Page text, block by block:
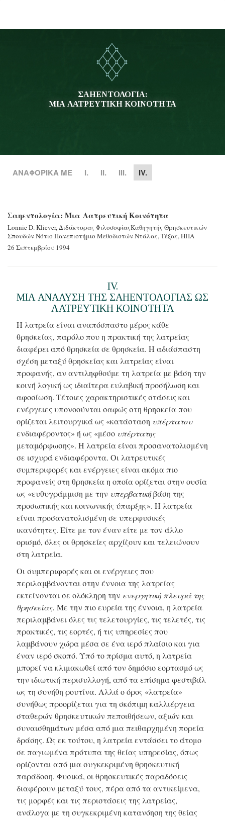
ΣΑΗΕΝΤΟΛΟΓΙΑ:
ΜΙΑ ΛΑΤΡΕΥΤΙΚΗ ΚΟΙΝΟΤΗΤΑ
ΑΝΑΦΟΡΙΚΑ ΜΕ Ι. II. III. IV.
Σαηεντολογία: Μια Λατρευτική Κοινότητα
Lonnie D. Kliever, Διδάκτορας ΦιλοσοφίαςΚαθηγητής Θρησκευτικών
ΣπουδώνΝότιο Πανεπιστήμιο ΜεθοδιστώνΝτάλας, Τέξας, ΗΠΑ
26 Σεπτεμβρίου 1994
IV.
ΜΙΑ ΑΝΑΛΥΣΗ ΤΗΣ ΣΑΗΕΝΤΟΛΟΓΙΑΣ ΩΣ
ΛΑΤΡΕΥΤΙΚΗ ΚΟΙΝΟΤΗΤΑ
Η λατρεία είναι αναπόσπαστο μέρος κάθε
θρησκείας, παρόλο που η πρακτική της λατρείας
διαφέρει από θρησκεία σε θρησκεία. Η αδιάσπαστη
σχέση μεταξύ θρησκείας και λατρείας είναι
προφανής, αν αντιληφθούμε τη λατρεία με βάση την
κοινή λογική ως ιδιαίτερα ευλαβική προσήλωση και
αφοσίωση. Τέτοιες χαρακτηριστικές στάσεις και
ενέργειες υπονοούνται σαφώς στη θρησκεία που
ορίζεται λειτουργικά ως «κατάσταση υπέρτατου
ενδιαφέροντος» ή ως «μέσο υπέρτατης
μεταμόρφωσης». Η λατρεία είναι προσανατολισμένη
σε ισχυρά ενδιαφέροντα. Οι λατρευτικές
συμπεριφορές και ενέργειες είναι ακόμα πιο
προφανείς στη θρησκεία η οποία ορίζεται στην ουσία
ως «ευθυγράμμιση με την υπερβατικήβάση της
προσωπικής και κοινωνικής ύπαρξης». Η λατρεία
είναι προσανατολισμένη σε υπερφυσικές
ικανότητες. Είτε με τον έναν είτε με τον άλλο
ορισμό, όλες οι θρησκείες αρχίζουν και τελειώνουν
στη λατρεία.
Οι συμπεριφορές και οι ενέργειες που
περιλαμβάνονται στην έννοια της λατρείας
εκτείνονται σε ολόκληρη την ενεργητική πλευρά της
θρησκείας. Με την πιο ευρεία της έννοια, η λατρεία
περιλαμβάνει όλες τις τελετουργίες, τις τελετές, τις
πρακτικές, τις εορτές, ή τις υπηρεσίες που
λαμβάνουν χώρα μέσα σε ένα ιερό πλαίσιο και για
έναν ιερό σκοπό. Υπό το πρίσμα αυτό, η λατρεία
μπορεί να κλιμακωθεί από τον δημόσιο εορτασμό ως
την ιδιωτική περισυλλογή, από τα επίσημα φεστιβάλ
ως τη συνήθη ρουτίνα. Αλλά ο όρος «λατρεία»
συνήθως προορίζεται για τη σκόπιμη καλλιέργεια
σταθερών θρησκευτικών πεποιθήσεων, αξιών και
συναισθημάτων μέσα από μια πειθαρχημένη πορεία
δράσης. Ως εκ τούτου, η λατρεία εντάσσει το άτομο
σε παγιωμένα πρότυπα της θείας υπηρεσίας, όπως
ορίζονται από μια συγκεκριμένη θρησκευτική
παράδοση. Φυσικά, οι θρησκευτικές παραδόσεις
διαφέρουν μεταξύ τους, πέρα από τα αντικείμενα,
τις μορφές και τις περιστάσεις της λατρείας,
ανάλογα με τη συγκεκριμένη κατανόηση της θείας